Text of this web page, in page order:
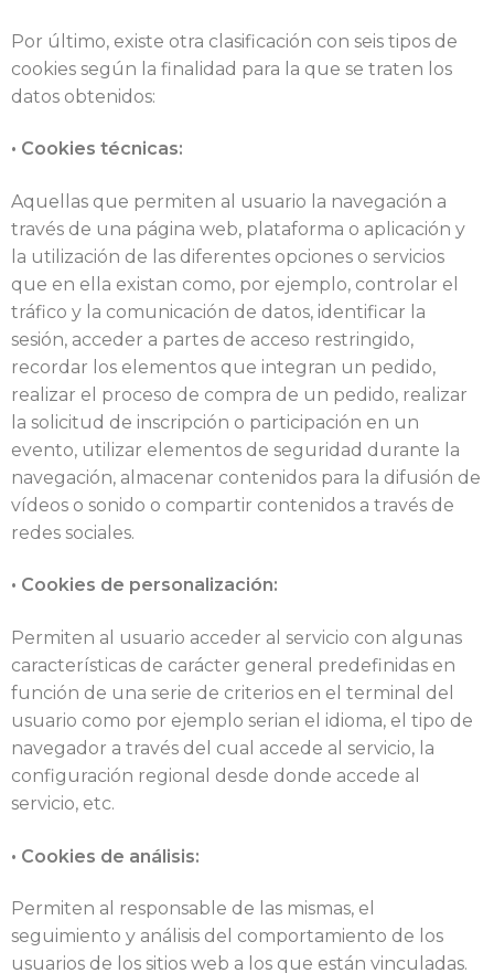
Por último, existe otra clasificación con seis tipos de
cookies según la finalidad para la que se traten los
datos obtenidos:
• Cookies técnicas:
Aquellas que permiten al usuario la navegación a
través de una página web, plataforma o aplicación y
la utilización de las diferentes opciones o servicios
que en ella existan como, por ejemplo, controlar el
tráfico y la comunicación de datos, identificar la
sesión, acceder a partes de acceso restringido,
recordar los elementos que integran un pedido,
realizar el proceso de compra de un pedido, realizar
la solicitud de inscripción o participación en un
evento, utilizar elementos de seguridad durante la
navegación, almacenar contenidos para la difusión de
vídeos o sonido o compartir contenidos a través de
redes sociales.
• Cookies de personalización:
Permiten al usuario acceder al servicio con algunas
características de carácter general predefinidas en
función de una serie de criterios en el terminal del
usuario como por ejemplo serian el idioma, el tipo de
navegador a través del cual accede al servicio, la
configuración regional desde donde accede al
servicio, etc.
• Cookies de análisis:
Permiten al responsable de las mismas, el
seguimiento y análisis del comportamiento de los
usuarios de los sitios web a los que están vinculadas.